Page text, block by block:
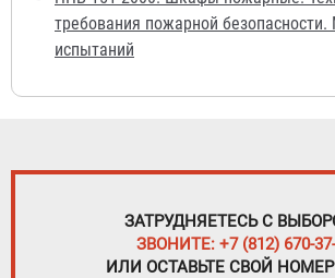
требования пожарной
испытаний
ЗАТРУДНЯЕТЕСЬ С
ЗВОНИТЕ: +7 (812) 670-
ИЛИ ОСТАВЬТЕ СВОЙ